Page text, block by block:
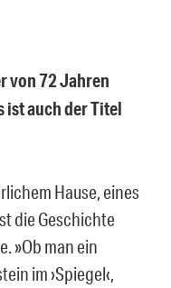
von 72 Jahren
ist auch der Titel
Hause, eines
die Geschichte
»Ob man ein
im ›Spiegel‹,